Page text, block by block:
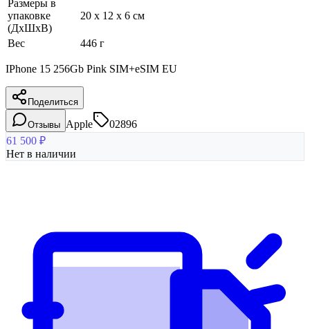
Размеры в
упаковке
(ДхШхВ)
20 x 12 x 6 см
Вес 446 г
IPhone 15 256Gb Pink SIM+eSIM EU
Поделиться
Отзывы Apple
02896
61 500 ₽
Нет в наличии